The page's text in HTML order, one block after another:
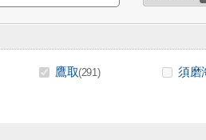
鷹取(291) 須磨